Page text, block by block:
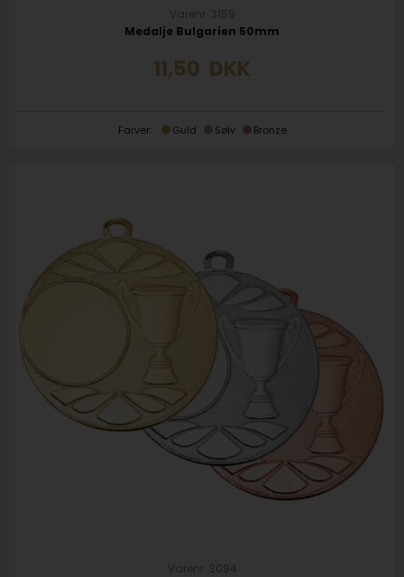
Varenr. 3159
Medalje Bulgarien 50mm
11,50 DKK
Farver: Guld Sølv Bronze
Varenr. 3094